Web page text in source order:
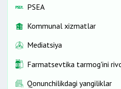
PSEA
Kommunal xizmatlar
Mediatsiya
Farmatsevtika tarmog'ini
Qonunchilikdagi yangiliklar